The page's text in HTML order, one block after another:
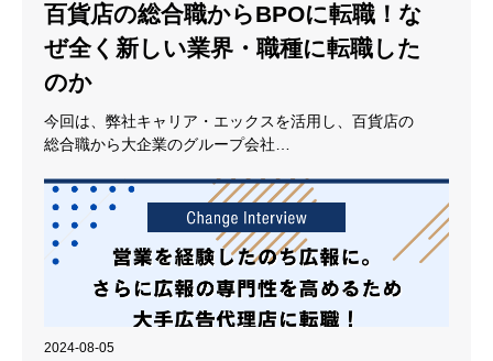
百貨店の総合職からBPOに転職！な
ぜ全く新しい業界・職種に転職した
のか
今回は、弊社キャリア・エックスを活用し、百貨店の
総合職から大企業のグループ会社…
2024-08-05